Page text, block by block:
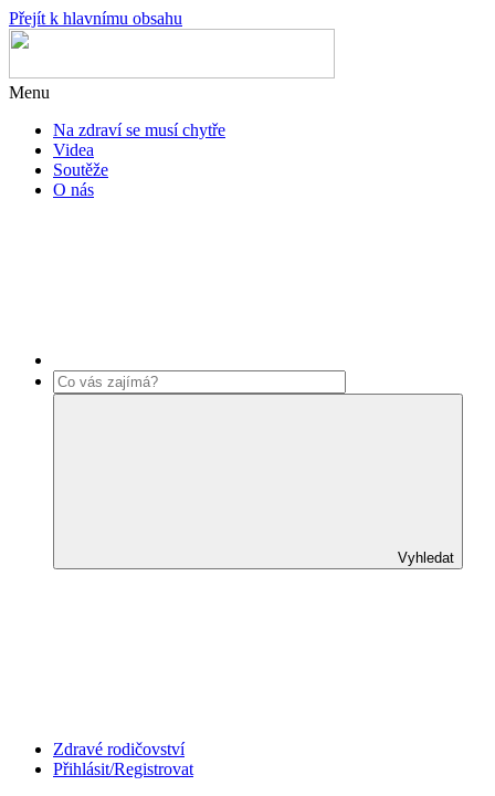
Přejít k hlavnímu obsahu
Menu
Na zdraví se musí chytře
Videa
Soutěže
O nás
Vyhledat
Zdravé rodičovství
Přihlásit/Registrovat